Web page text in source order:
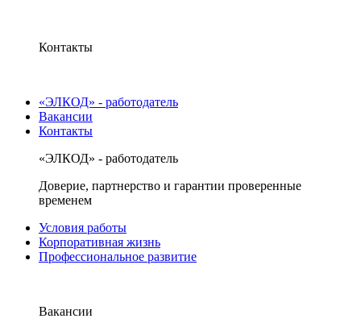
Контакты
«ЭЛКОД» - работодатель
Вакансии
Контакты
«ЭЛКОД» - работодатель
Доверие, партнерство и гарантии проверенные
временем
Условия работы
Корпоративная жизнь
Профессиональное развитие
Вакансии